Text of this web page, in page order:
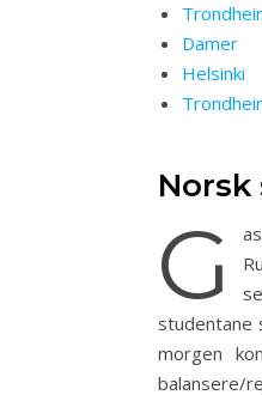
Damer
Helsinki
G
studentane
morgen
balansere/